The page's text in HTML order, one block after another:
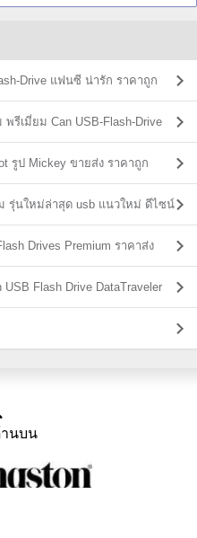
Drive แฟนซี น่ารัก ราคาถูก
เมี่ยม Can USB-Flash-Drive
รูป Mickey ขายส่ง ราคาถูก
รุ่นใหม่ล่าสุด usb แนวใหม่ ดีไซน์
Drives Premium ราคาส่ง
Flash Drive DataTraveler
นบน